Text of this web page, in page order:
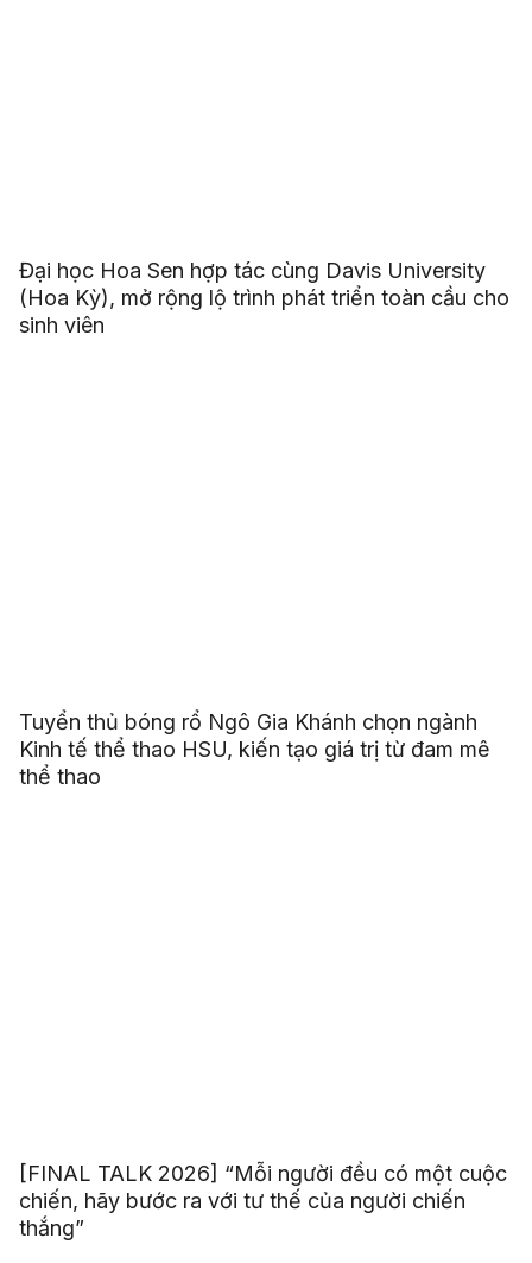
Đại học Hoa Sen hợp tác cùng Davis University
(Hoa Kỳ), mở rộng lộ trình phát triển toàn cầu cho
sinh viên
Tuyển thủ bóng rổ Ngô Gia Khánh chọn ngành
Kinh tế thể thao HSU, kiến tạo giá trị từ đam mê
thể thao
[FINAL TALK 2026] “Mỗi người đều có một cuộc
chiến, hãy bước ra với tư thế của người chiến
thắng”